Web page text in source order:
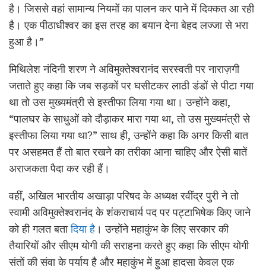
है। जिससे वहां सामान्य नियमों का पालन कर पाने में दिक्कत आ रही
है। एक पीठाधीश्वर का इस तरह का बयान देना बेहद लज्जा से भरा
हुआ है।”
मिथिलेश नंदिनी शरण ने अविमुक्तेश्वरानंद सरस्वती पर नाराज़गी
जताते हुए कहा कि जब सड़कों पर घसीटकर लाठी डंडों से पीटा गया
था तो उस मुख्यमंत्री से इस्तीफा लिया गया था। उन्होंने कहा,
“पालघर के साधुओं को दौड़ाकर मारा गया था, तो उस मुख्यमंत्री से
इस्तीफा लिया गया था?” साथ ही, उन्होंने कहा कि अगर किसी बात
पर असहमत हैं तो बात रखने का तरीका आना चाहिए और ऐसी बातें
अराजकता पैदा कर रही हैं।
वहीं, अखिल भारतीय अखाड़ा परिषद के अध्यक्ष रवींद्र पुरी ने तो
स्वामी अविमुक्तेश्वरानंद के शंकराचार्य पद पर पट्टाभिषेक किए जाने
को ही गलत बतादिया है । उन्होंने महाकुंभ के लिए सरकार की
तैयारियों और सीएम योगी की सराहना करते हुए कहा कि सीएम योगी
संतों की संवा के पर्याय है और महाकुंभ में हुआ हादसा केवल एक